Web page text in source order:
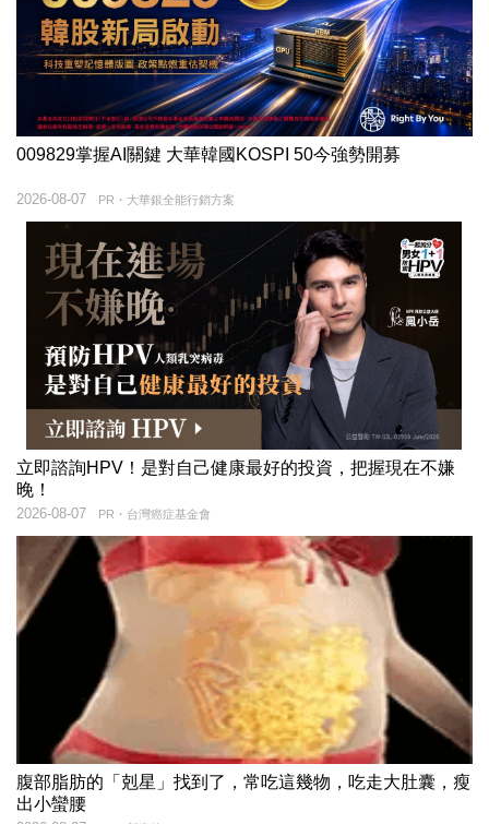
009829掌握AI關鍵 大華韓國KOSPI 50今強勢開募
PR・大華銀全能行銷方案
2026-08-07
立即諮詢HPV！是對自己健康最好的投資，把握現在不嫌
晚！
PR・台灣癌症基金會
2026-08-07
腹部脂肪的「剋星」找到了，常吃這幾物，吃走大肚囊，瘦
出小蠻腰